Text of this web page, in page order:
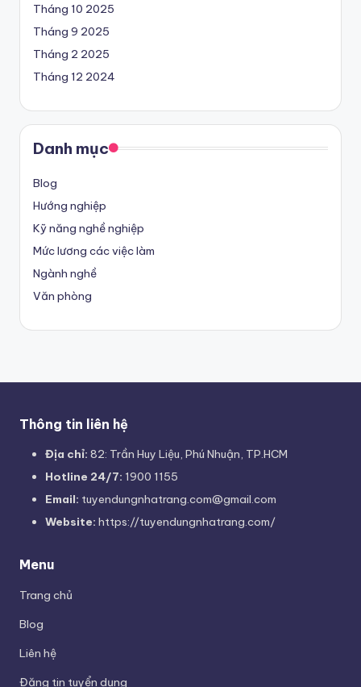
Tháng 10 2025
Tháng 9 2025
Tháng 2 2025
Tháng 12 2024
Danh mục
Blog
Hướng nghiệp
Kỹ năng nghề nghiệp
Mức lương các việc làm
Ngành nghề
Văn phòng
Thông tin liên hệ
Địa chỉ: 82: Trần Huy Liệu, Phú Nhuận, TP.HCM
Hotline 24/7: 1900 1155
Email: tuyendungnhatrang.com@gmail.com
Website: https://tuyendungnhatrang.com/
Menu
Trang chủ
Blog
Liên hệ
Đăng tin tuyển dụng